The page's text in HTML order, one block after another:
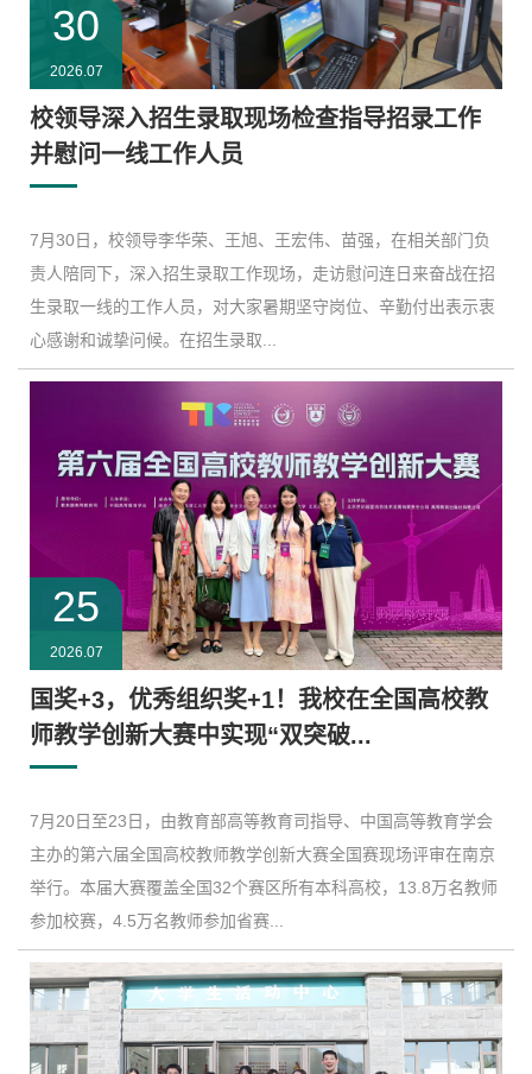
30
2026.07
校领导深入招生录取现场检查指导招录工作
并慰问一线工作人员
​7月30日，校领导李华荣、王旭、王宏伟、苗强，在相关部门负
责人陪同下，深入招生录取工作现场，走访慰问连日来奋战在招
生录取一线的工作人员，对大家暑期坚守岗位、辛勤付出表示衷
心感谢和诚挚问候。在招生录取...
25
2026.07
国奖+3，优秀组织奖+1！我校在全国高校教
师教学创新大赛中实现“双突破...
7月20日至23日，由教育部高等教育司指导、中国高等教育学会
主办的第六届全国高校教师教学创新大赛全国赛现场评审在南京
举行。本届大赛覆盖全国32个赛区所有本科高校，13.8万名教师
参加校赛，4.5万名教师参加省赛...